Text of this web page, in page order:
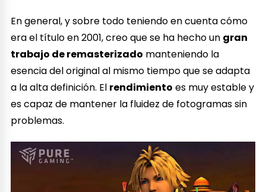
En general, y sobre todo teniendo en cuenta cómo
era el título en 2001, creo que se ha hecho un gran
trabajo de remasterizado manteniendo la
esencia del original al mismo tiempo que se adapta
a la alta definición. El rendimiento es muy estable y
es capaz de mantener la fluidez de fotogramas sin
problemas.